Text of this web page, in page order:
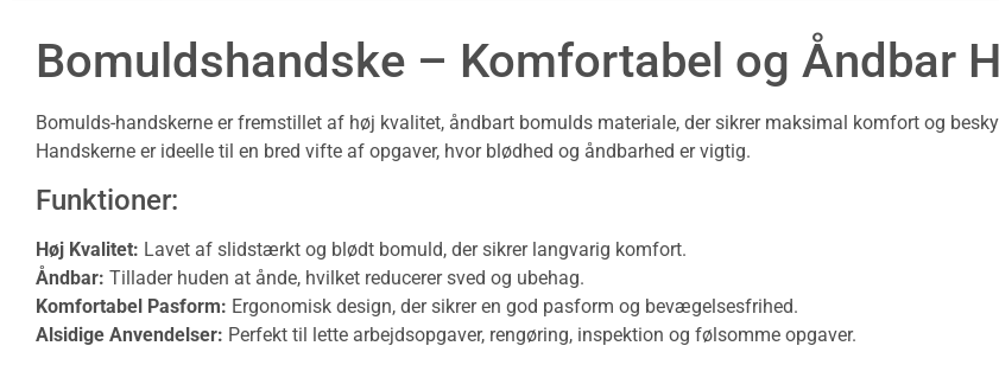
Bomuldshandske – Komfortabel og Åndbar
Bomulds-handskerne er fremstillet af høj kvalitet, åndbart bomulds materiale, der sikrer maksimal komfort og
Handskerne er ideelle til en bred vifte af opgaver, hvor blødhed og åndbarhed er vigtig.
Funktioner:
Høj Kvalitet: Lavet af slidstærkt og blødt bomuld, der sikrer langvarig komfort.
Åndbar: Tillader huden at ånde, hvilket reducerer sved og ubehag.
Komfortabel Pasform: Ergonomisk design, der sikrer en god pasform og bevægelsesfrihed.
Alsidige Anvendelser: Perfekt til lette arbejdsopgaver, rengøring, inspektion og følsomme opgaver.